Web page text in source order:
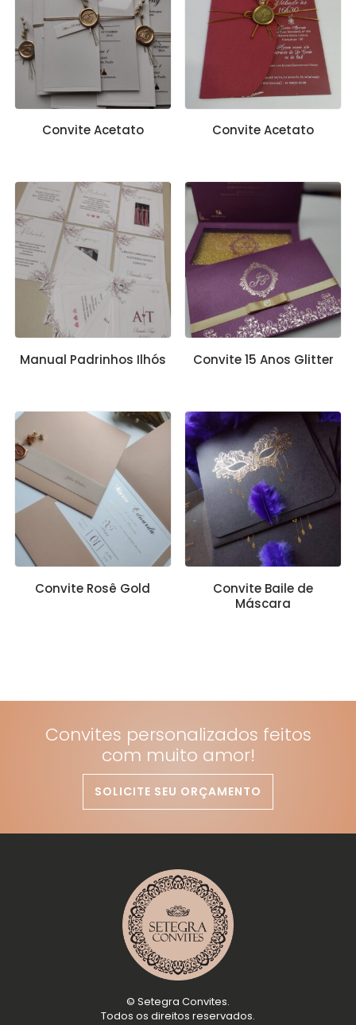
Convite Acetato Convite Acetato
Manual Padrinhos Ilhós Convite 15 Anos Glitter
Convite Rosê Gold
Convite Baile de
Máscara
Convites personalizados feitos
com muito amor!
SOLICITE SEU ORÇAMENTO
© Setegra Convites.
Todos os direitos reservados.